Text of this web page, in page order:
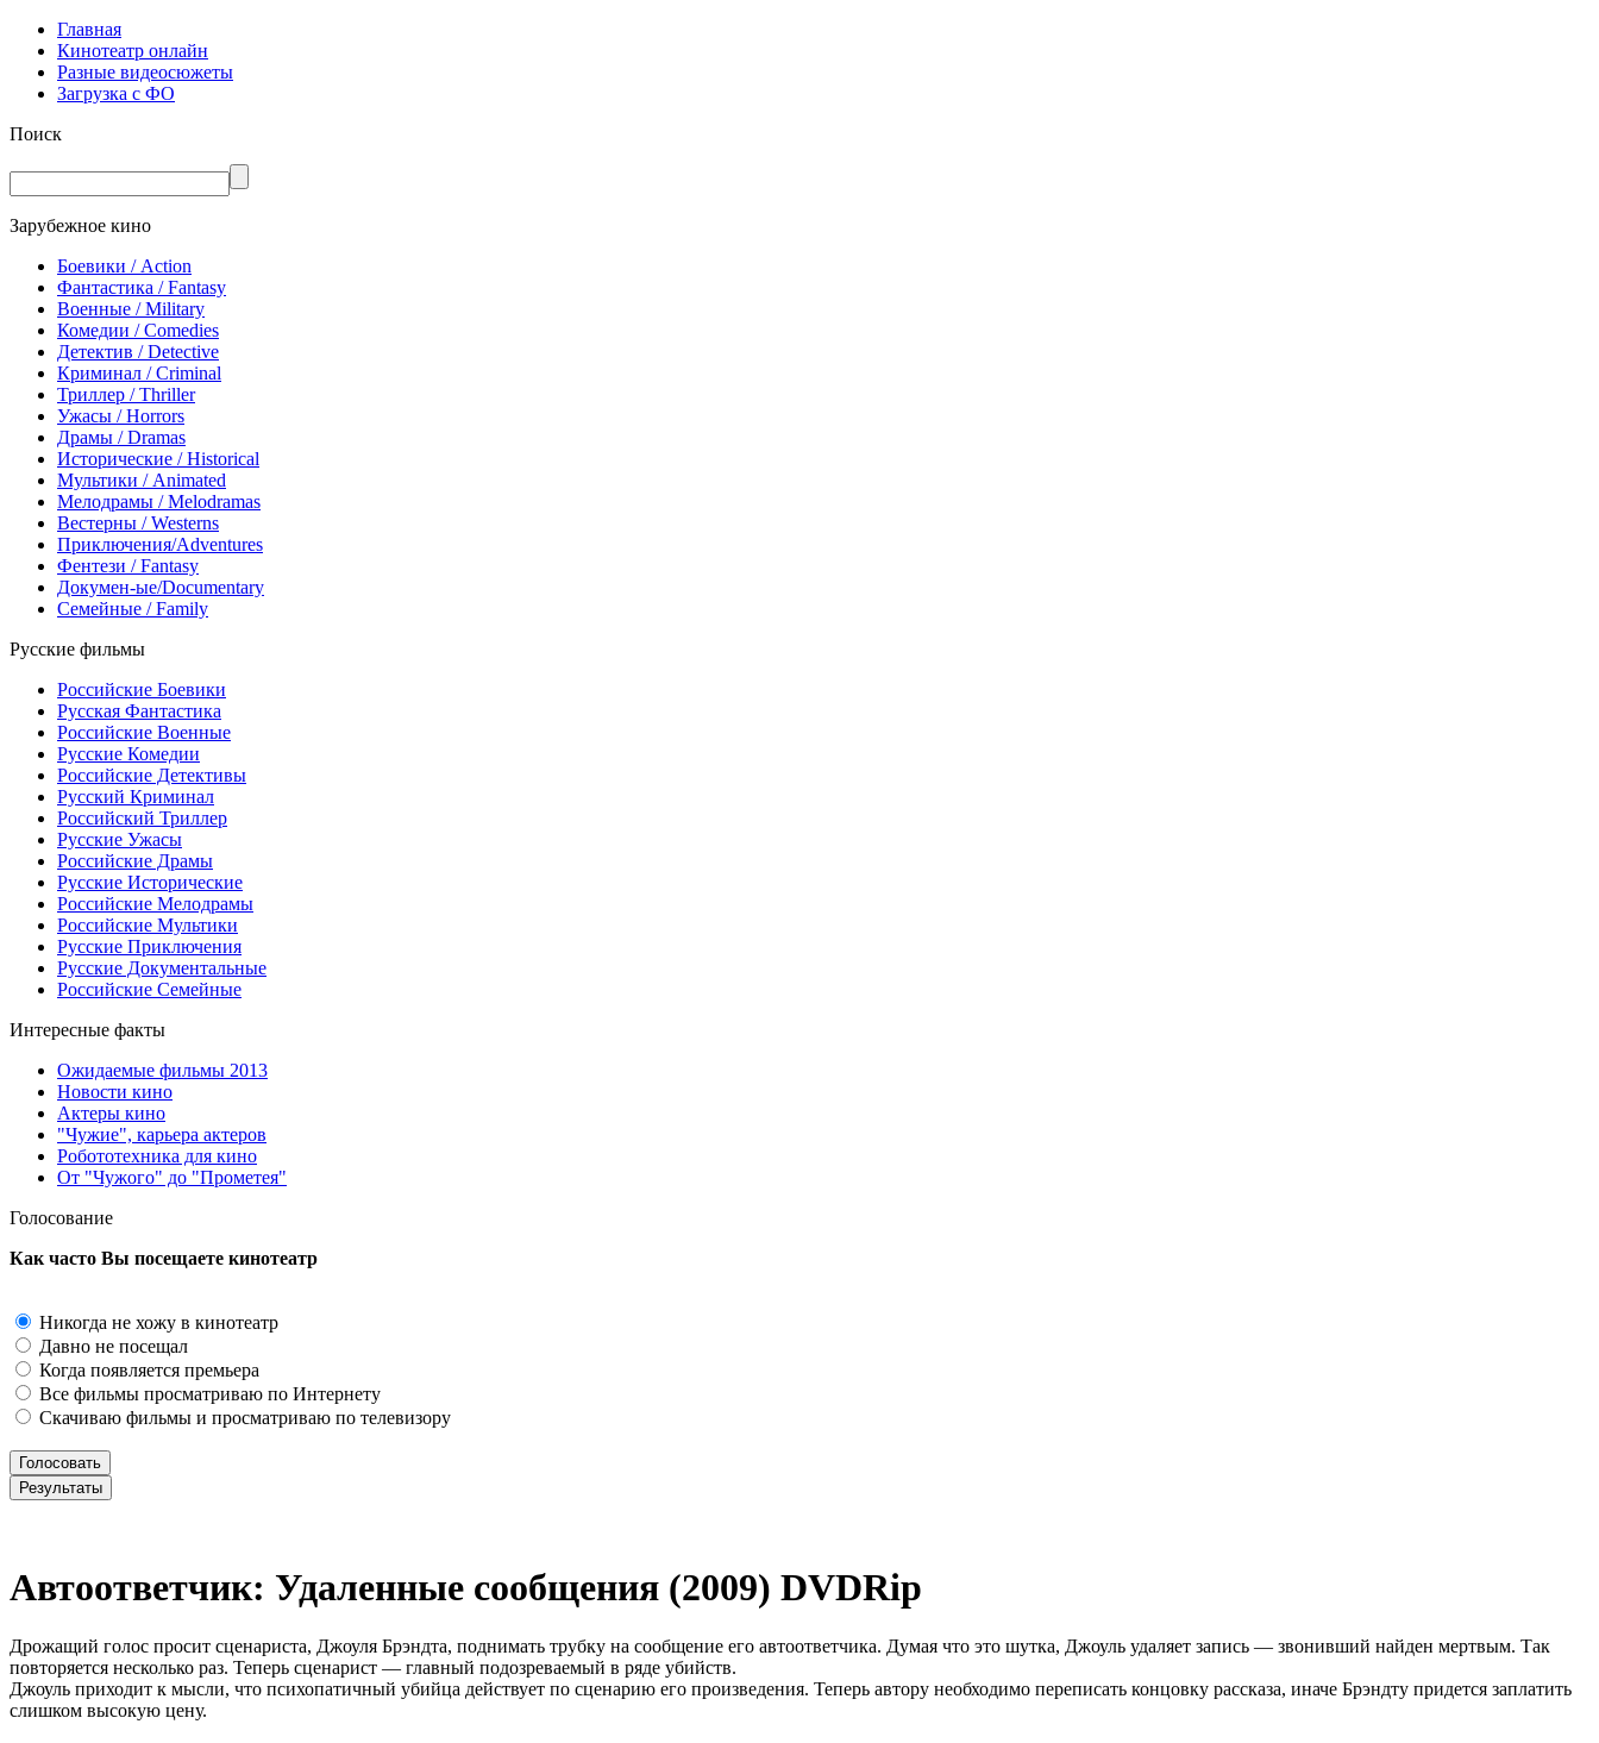
Главная
Кинотеатр онлайн
Разные видеосюжеты
Загрузка с ФО
Поиск
Зарубежное кино
Боевики / Action
Фантастика / Fantasy
Военные / Military
Комедии / Comedies
Детектив / Detective
Криминал / Criminal
Триллер / Thriller
Ужасы / Horrors
Драмы / Dramas
Исторические / Historical
Мультики / Animated
Мелодрамы / Melodramas
Вестерны / Westerns
Приключения/Adventures
Фентези / Fantasy
Докумен-ые/Documentary
Семейные / Family
Русские фильмы
Российские Боевики
Русская Фантастика
Российские Военные
Русские Комедии
Российские Детективы
Русский Криминал
Российский Триллер
Русские Ужасы
Российские Драмы
Русские Исторические
Российские Мелодрамы
Российские Мультики
Русские Приключения
Русские Документальные
Российские Семейные
Интересные факты
Ожидаемые фильмы 2013
Новости кино
Актеры кино
"Чужие", карьера актеров
Робототехника для кино
От "Чужого" до "Прометея"
Голосование
Как часто Вы посещаете кинотеатр
Никогда не хожу в кинотеатр
Давно не посещал
Когда появляется премьера
Все фильмы просматриваю по Интернету
Скачиваю фильмы и просматриваю по телевизору
Автоответчик: Удаленные сообщения (2009) DVDRір
Дрожащий голос просит сценариста, Джоуля Брэндта, поднимать трубку на сообщение его автоответчика. Думая что это шутка, Джоуль удаляет запись — звонивший найден мертвым. Так
повторяется несколько раз. Теперь сценарист — главный подозреваемый в ряде убийств.
Джоуль приходит к мысли, что психопатичный убийца действует по сценарию его произведения. Теперь автору необходимо переписать концовку рассказа, иначе Брэндту придется заплатить
слишком высокую цену.